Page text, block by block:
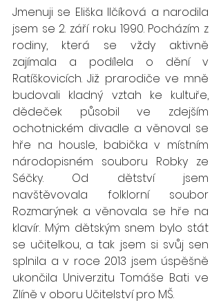
Jmenuji se Eliška Ilčíková a narodila
jsem se 2. září roku 1990. Pocházím z
rodiny, která se vždy aktivně
zajímala a podílela o dění v
Ratíškovicích. Již prarodiče ve mně
budovali kladný vztah ke kultuře,
dědeček působil ve zdejším
ochotnickém divadle a věnoval se
hře na housle, babička v místním
národopisném souboru Robky ze
Séčky. Od dětství jsem
navštěvovala folklorní soubor
Rozmarýnek a věnovala se hře na
klavír. Mým dětským snem bylo stát
se učitelkou, a tak jsem si svůj sen
splnila a v roce 2013 jsem úspěšně
ukončila Univerzitu Tomáše Bati ve
Zlíně v oboru Učitelství pro MŠ.